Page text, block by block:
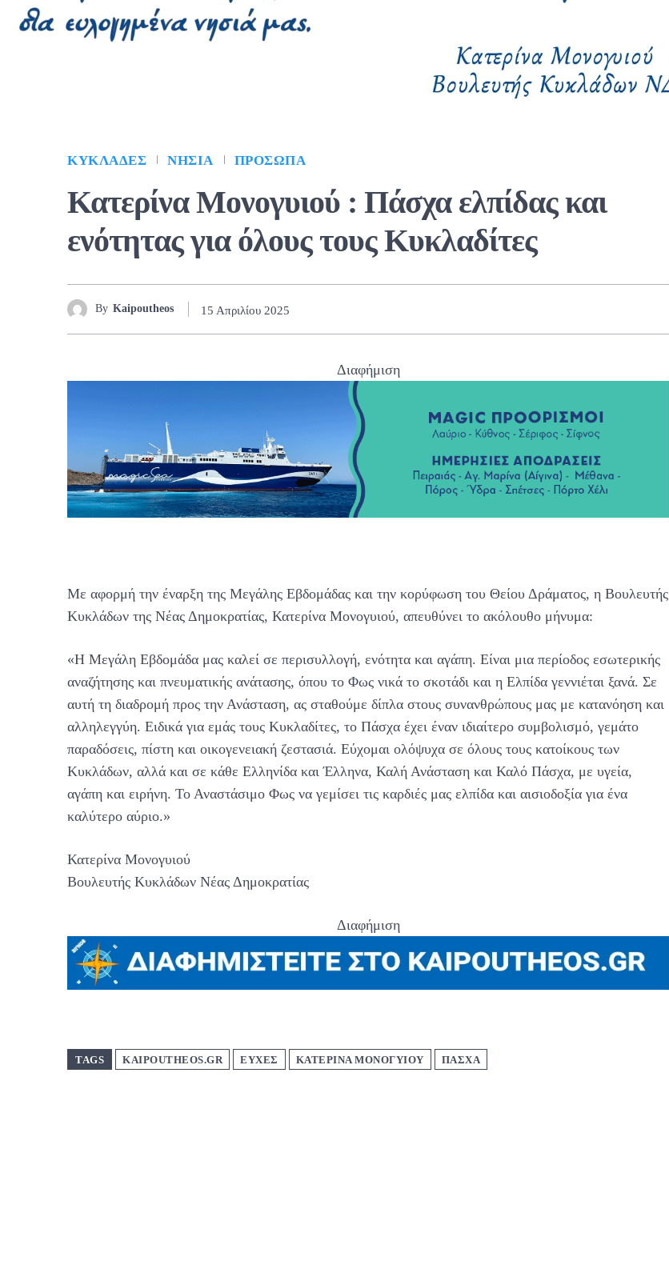
ΚΥΚΛΆΔΕΣ ΝΗΣΙΆ ΠΡΌΣΩΠΑ
Κατερίνα Μονογυιού : Πάσχα ελπίδας και
ενότητας για όλους τους Κυκλαδίτες
By Kaipoutheos 15 Απριλίου 2025
Διαφήμιση
Με αφορμή την έναρξη της Μεγάλης Εβδομάδας και την κορύφωση του Θείου Δράματος, η Βουλευτής
Κυκλάδων της Νέας Δημοκρατίας, Κατερίνα Μονογυιού, απευθύνει το ακόλουθο μήνυμα:
«Η Μεγάλη Εβδομάδα μας καλεί σε περισυλλογή, ενότητα και αγάπη. Είναι μια περίοδος εσωτερικής
αναζήτησης και πνευματικής ανάτασης, όπου το Φως νικά το σκοτάδι και η Ελπίδα γεννιέται ξανά. Σε
αυτή τη διαδρομή προς την Ανάσταση, ας σταθούμε δίπλα στους συνανθρώπους μας με κατανόηση και
αλληλεγγύη. Ειδικά για εμάς τους Κυκλαδίτες, το Πάσχα έχει έναν ιδιαίτερο συμβολισμό, γεμάτο
παραδόσεις, πίστη και οικογενειακή ζεστασιά. Εύχομαι ολόψυχα σε όλους τους κατοίκους των
Κυκλάδων, αλλά και σε κάθε Ελληνίδα και Έλληνα, Καλή Ανάσταση και Καλό Πάσχα, με υγεία,
αγάπη και ειρήνη. Το Αναστάσιμο Φως να γεμίσει τις καρδιές μας ελπίδα και αισιοδοξία για ένα
καλύτερο αύριο.»
Κατερίνα Μονογυιού
Βουλευτής Κυκλάδων Νέας Δημοκρατίας
Διαφήμιση
TAGS KAIPOUTHEOS.GR ΕΥΧΕΣ ΚΑΤΕΡΙΝΑ ΜΟΝΟΓΥΙΟΥ ΠΑΣΧΑ